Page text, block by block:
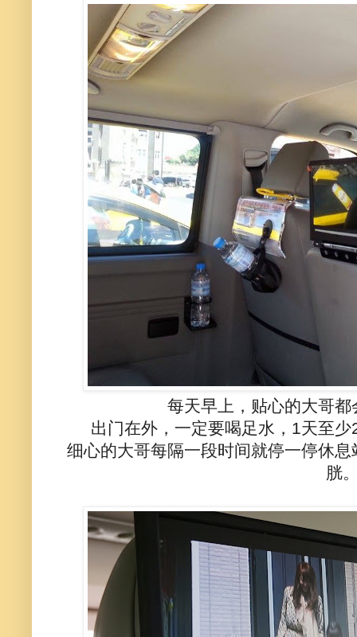
每天早上，贴心的大哥
出门在外，一定要喝足水，1天至
细心的大哥每隔一段时间就停一停休
胱